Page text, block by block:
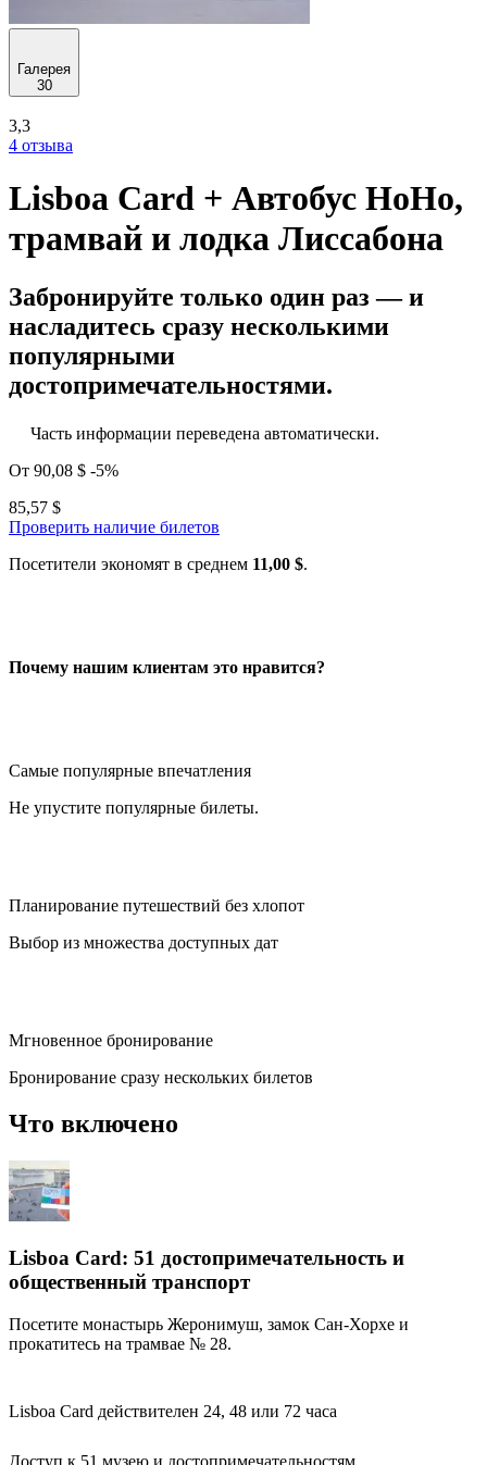
Галерея
30
3,3
4 отзыва
Lisboa Card + Автобус HoHo,
трамвай и лодка Лиссабона
Забронируйте только один раз — и
насладитесь сразу несколькими
популярными
достопримечательностями.
Часть информации переведена автоматически.
От 90,08 $ -5%
85,57 $
Проверить наличие билетов
Посетители экономят в среднем 11,00 $.
Почему нашим клиентам это нравится?
Самые популярные впечатления
Не упустите популярные билеты.
Планирование путешествий без хлопот
Выбор из множества доступных дат
Мгновенное бронирование
Бронирование сразу нескольких билетов
Что включено
Lisboa Card: 51 достопримечательность и
общественный транспорт
Посетите монастырь Жеронимуш, замок Сан-Хорхе и
прокатитесь на трамвае № 28.
Lisboa Card действителен 24, 48 или 72 часа
Доступ к 51 музею и достопримечательностям